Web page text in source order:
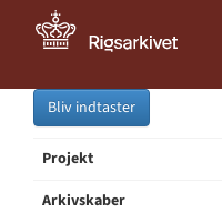
Bliv indtaster
Projekt
Arkivskaber